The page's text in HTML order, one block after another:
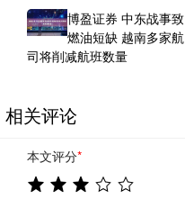
博盈证券 中东战事致
燃油短缺 越南多家航
司将削减航班数量
相关评论
本文评分*